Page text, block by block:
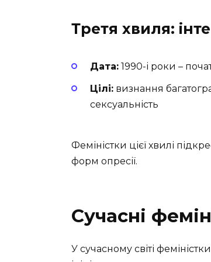
Третя хвиля:
Дата: 1990-і роки –
Цілі: визнання
сексуальність
Феміністки цієї хвилі
форм опресії.
Сучасні
У сучасному світі